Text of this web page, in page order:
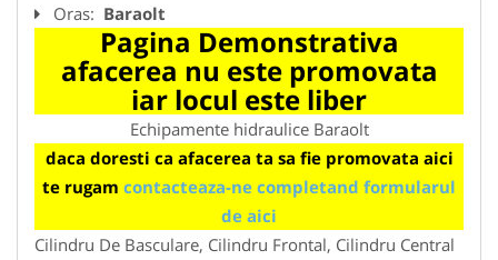
Oras: Baraolt
Pagina Demonstrativa
afacerea nu este promovata
iar locul este liber
Echipamente hidraulice Baraolt
daca doresti ca afacerea ta sa fie promovata aici
te rugam contacteaza-ne completand formularul
de aici
Cilindru De Basculare, Cilindru Frontal, Cilindru Central